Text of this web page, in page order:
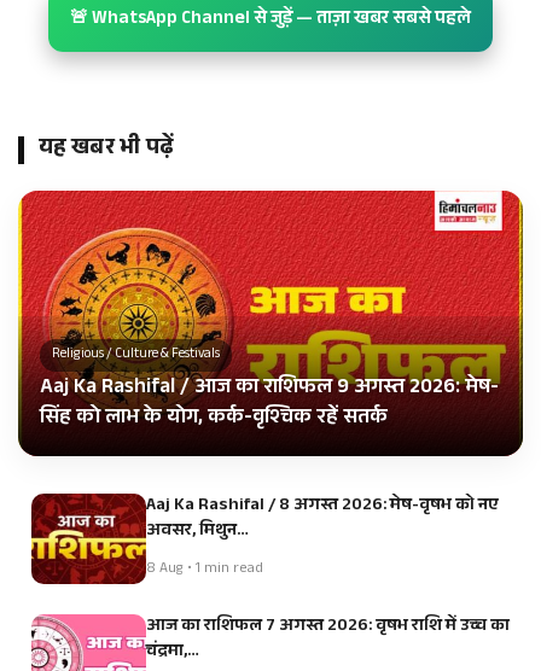
🚨 WhatsApp Channel से जुड़ें — ताज़ा खबर सबसे पहले
यह खबर भी पढ़ें
Religious / Culture & Festivals
Aaj Ka Rashifal / आज का राशिफल 9 अगस्त 2026: मेष-
सिंह को लाभ के योग, कर्क-वृश्चिक रहें सतर्क
Aaj Ka Rashifal / 8 अगस्त 2026: मेष-वृषभ को नए
अवसर, मिथुन…
8 Aug • 1 min read
आज का राशिफल 7 अगस्त 2026: वृषभ राशि में उच्च का
चंद्रमा,…